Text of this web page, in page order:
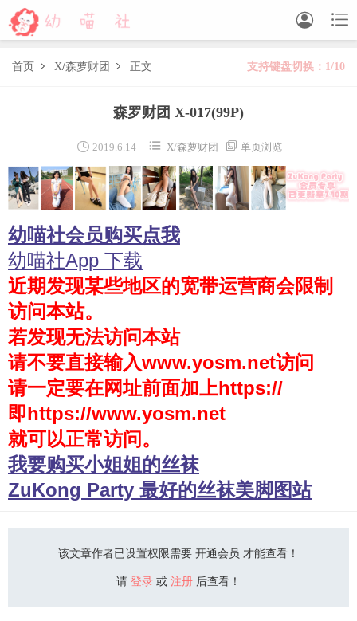


FREE LOVEPLUS R15 SSR
森萝财团视频
木花琳琳是勇者写真 木花琳琳是勇者视频
风之领域
喵写真
轻兰映画
少女秩序
会员购买
幼喵社App
首页  X/森萝财团  正文 支持键盘切换：1/10
森罗财团 X-017(99P)
 2019.6.14  X/森萝财团  单页浏览
幼喵社会员购买点我
幼喵社App 下载
近期发现某些地区的宽带运营商会限制
访问本站。
若发现无法访问本站
请不要直接输入www.yosm.net访问
请一定要在网址前面加上https://
即https://www.yosm.net
就可以正常访问。
我要购买小姐姐的丝袜
ZuKong Party 最好的丝袜美脚图站
该文章作者已设置权限需要 开通会员 才能查看！
请 登录 或 注册 后查看！